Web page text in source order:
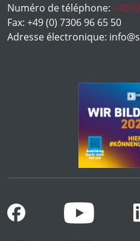
Numéro de téléphone: +49
Fax: +49 (0) 7306 96 65 50
Adresse électronique: